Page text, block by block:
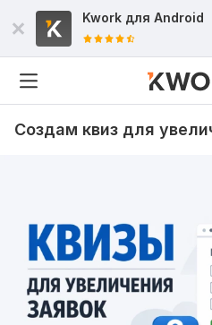
Kwork для Android
Создам квиз для